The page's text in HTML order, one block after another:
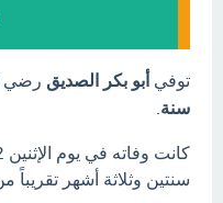
توفي أبو بكر الصديق رضي
سنة
سنتين وثلاثة أشهر تقريباً